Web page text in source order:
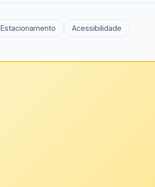
Estacionamento Acessibilidade